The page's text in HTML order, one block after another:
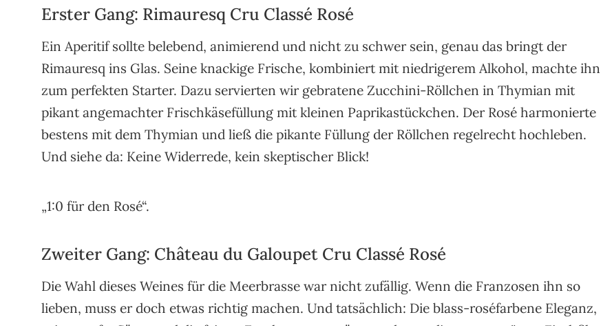
Erster Gang: Rimauresq Cru Classé Rosé
Ein Aperitif sollte belebend, animierend und nicht zu schwer sein, genau das bringt der
Rimauresq ins Glas. Seine knackige Frische, kombiniert mit niedrigerem Alkohol, machte ihn
zum perfekten Starter. Dazu servierten wir gebratene Zucchini-Röllchen in Thymian mit
pikant angemachter Frischkäsefüllung mit kleinen Paprikastückchen. Der Rosé harmonierte
bestens mit dem Thymian und ließ die pikante Füllung der Röllchen regelrecht hochleben.
Und siehe da: Keine Widerrede, kein skeptischer Blick!
„1:0 für den Rosé“.
Zweiter Gang: Château du Galoupet Cru Classé Rosé
Die Wahl dieses Weines für die Meerbrasse war nicht zufällig. Wenn die Franzosen ihn so
lieben, muss er doch etwas richtig machen. Und tatsächlich: Die blass-roséfarbene Eleganz,